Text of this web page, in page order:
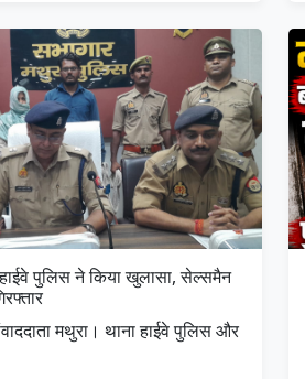
पुलिस ने किया खुलासा, सेल्समैन
मथुरा। थाना हाईवे पुलिस और